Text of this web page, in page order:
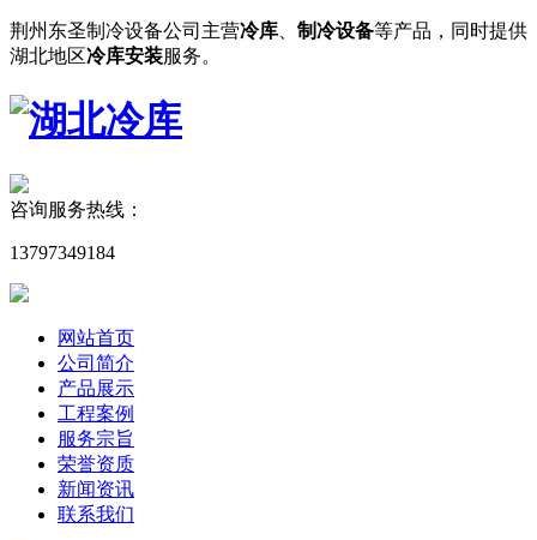
荆州东圣制冷设备公司主营冷库 制冷设备等产品，同时提供
湖北地区冷库安装服务。
咨询服务热线：
13797349184
网站首页
公司简介
产品展示
工程案例
服务宗旨
荣誉资质
新闻资讯
联系我们